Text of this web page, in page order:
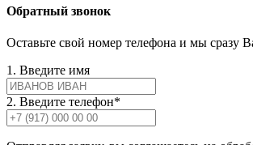
Обратный звонок
Оставьте свой номер телефона и мы сразу
1. Введите имя
2. Введите телефон*